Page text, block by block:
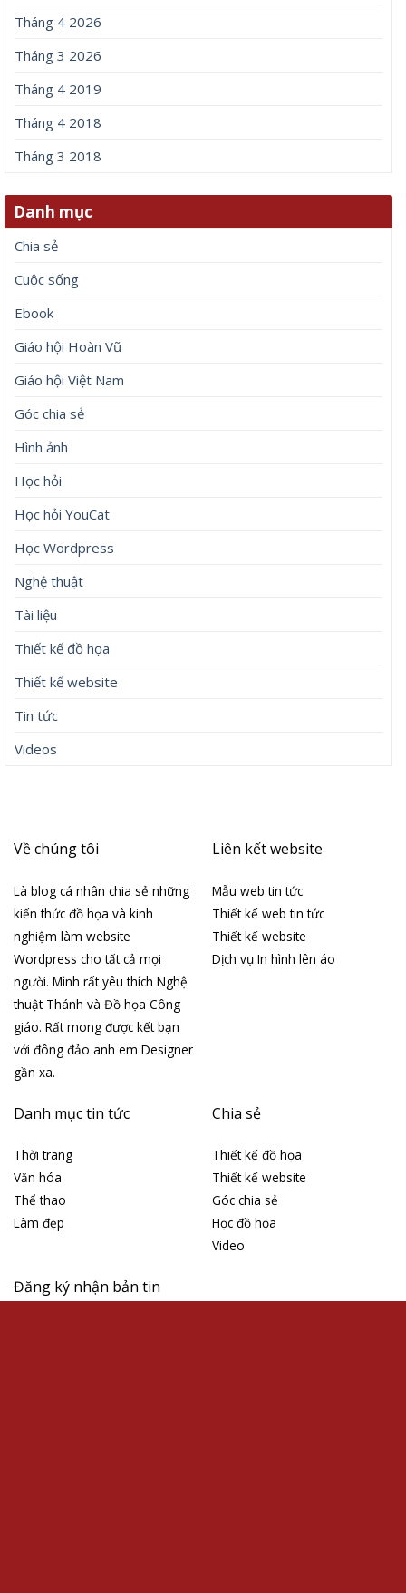
Tháng 4 2026
Tháng 3 2026
Tháng 4 2019
Tháng 4 2018
Tháng 3 2018
Danh mục
Chia sẻ
Cuộc sống
Ebook
Giáo hội Hoàn Vũ
Giáo hội Việt Nam
Góc chia sẻ
Hình ảnh
Học hỏi
Học hỏi YouCat
Học Wordpress
Nghệ thuật
Tài liệu
Thiết kế đồ họa
Thiết kế website
Tin tức
Videos
Về chúng tôi
Là blog cá nhân chia sẻ những
kiến thức đồ họa và kinh
nghiệm làm website
Wordpress cho tất cả mọi
người. Mình rất yêu thích Nghệ
thuật Thánh và Đồ họa Công
giáo. Rất mong được kết bạn
với đông đảo anh em Designer
gần xa.
Liên kết website
Mẫu web tin tức
Thiết kế web tin tức
Thiết kế website
Dịch vụ In hình lên áo
Danh mục tin tức
Thời trang
Văn hóa
Thể thao
Làm đẹp
Chia sẻ
Thiết kế đồ họa
Thiết kế website
Góc chia sẻ
Học đồ họa
Video
Đăng ký nhận bản tin